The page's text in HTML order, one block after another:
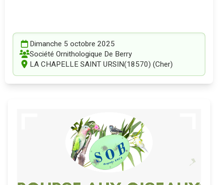
Dimanche 5 octobre 2025
Société Ornithologique De Berry
LA CHAPELLE SAINT URSIN(18570) (Cher)